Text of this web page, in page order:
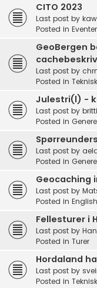
CITO 2023
Last post by
Posted in Eventer
GeoBergen
Last post by
Posted in Teknisk
Julestri(l) -
Last post by
Posted in
Last post by
Posted in
Geocaching
Last post by
Posted in English
Fellesturer i
Last post by
Posted in Turer
Hordaland
Last post by
Posted in Teknisk